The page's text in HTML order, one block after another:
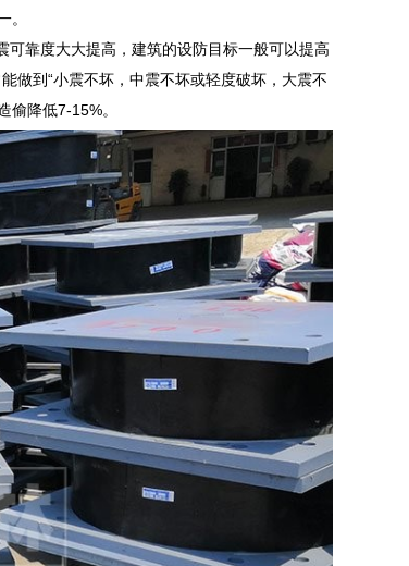
。
靠度大大提高，建筑的设防目标一般可以提高
做到“小震不坏，中震不坏或轻度破坏，大震不
降低7-15%。